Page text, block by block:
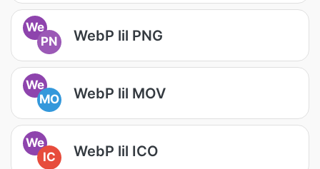
We
PN
WebP lil PNG
We
MO
WebP lil MOV
We
IC
WebP lil ICO